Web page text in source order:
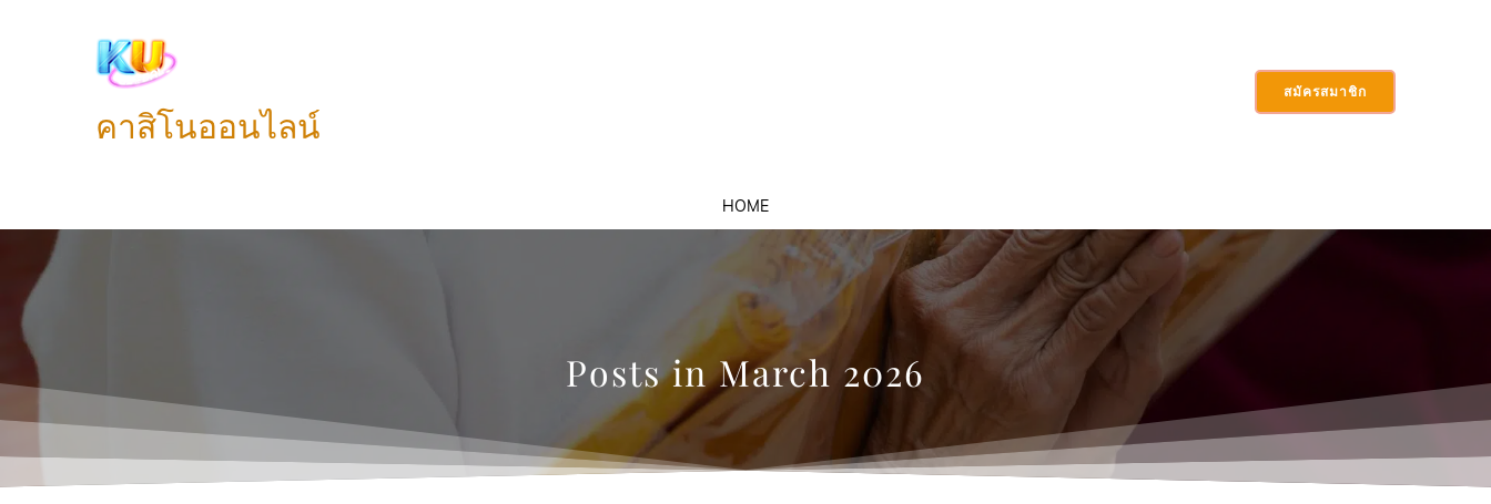
คาสิโนออนไลน์
สมัครสมาชิก
HOME
Posts in March 2026